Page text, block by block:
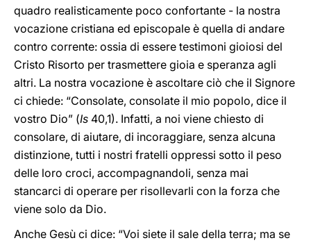
quadro realisticamente poco confortante - la nostra
vocazione cristiana ed episcopale è quella di andare
contro corrente: ossia di essere testimoni gioiosi del
Cristo Risorto per trasmettere gioia e speranza agli
altri. La nostra vocazione è ascoltare ciò che il Signore
ci chiede: “Consolate, consolate il mio popolo, dice il
vostro Dio” (Is 40,1). Infatti, a noi viene chiesto di
consolare, di aiutare, di incoraggiare, senza alcuna
distinzione, tutti i nostri fratelli oppressi sotto il peso
delle loro croci, accompagnandoli, senza mai
stancarci di operare per risollevarli con la forza che
viene solo da Dio.
Anche Gesù ci dice: “Voi siete il sale della terra; ma se